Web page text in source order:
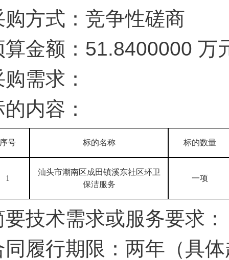
购方式：竞争性磋商
算金额：51.8400000 万
需求：
内容：
序号 标的名称 标的数量
1
汕头市潮南区成田镇溪东社区环卫
保洁服务
一项
要技术需求或服务要求
同履行期限：两年（具